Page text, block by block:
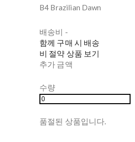
B4 Brazilian Dawn
배송비 -
함께 구매 시 배송
비 절약 상품 보기
추가 금액
수량
품절된 상품입니다.